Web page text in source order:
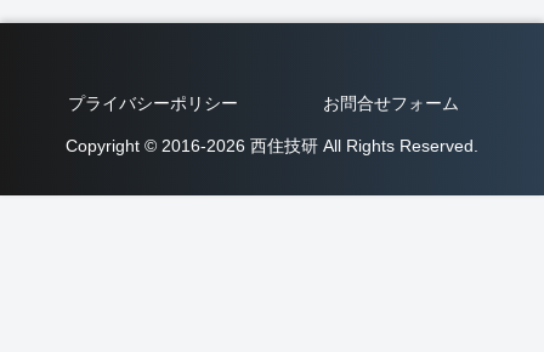
プライバシーポリシー お問合せフォーム
Copyright © 2016-2026 西住技研 All Rights Reserved.